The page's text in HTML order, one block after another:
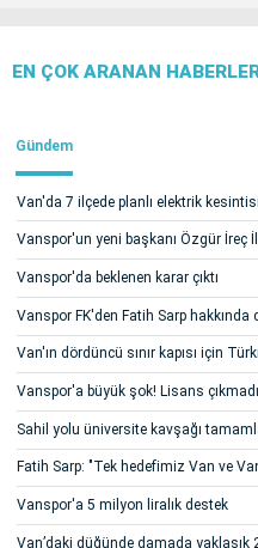
EN ÇOK ARANAN
Gündem
Van'da 7 ilçede planlı elektrik
Vanspor'un yeni başkanı Özgür İreç
Vanspor'da beklenen karar çıktı
Vanspor FK'den Fatih Sarp hakkında
Van'ın dördüncü sınır kapısı için
Vanspor'a büyük şok! Lisans
Sahil yolu üniversite kavşağı
Fatih Sarp: "Tek hedefimiz Van ve
Vanspor'a 5 milyon liralık destek
Van’daki düğünde damada yaklaşık